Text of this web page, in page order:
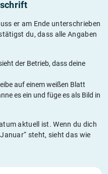
er am Ende unterschrieben
du, dass alle Angaben
der Betrieb, dass deine
auf einem weißen Blatt
es ein und füge es als Bild in
aktuell ist. Wenn du dich
steht, sieht das wie